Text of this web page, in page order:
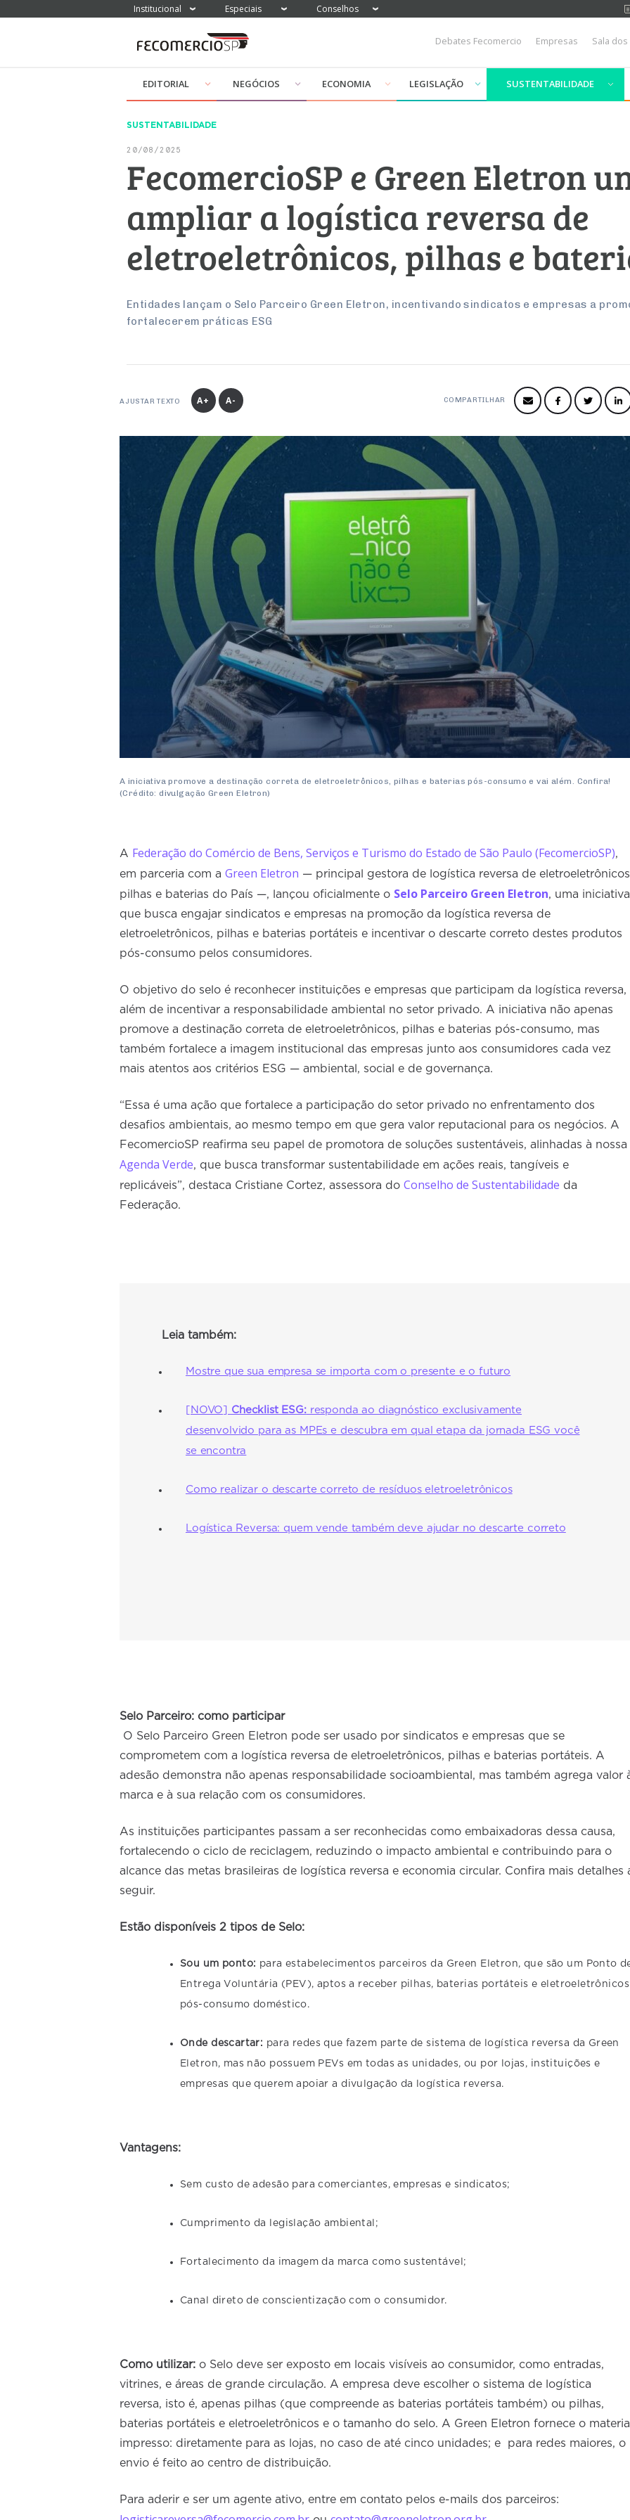
Institucional Especiais Conselhos
Debates Fecomercio Empresas Sala
EDITORIAL NEGÓCIOS ECONOMIA LEGISLAÇÃO SUSTENTABILIDADE
SUSTENTABILIDADE
20/08/2025
FecomercioSP e Green Eletron
ampliar a logística reversa de
eletroeletrônicos, pilhas e
Entidades lançam o Selo Parceiro Green Eletron, incentivando sindicatos e empresas a
fortalecerem práticas ESG
AJUSTAR TEXTO A+ A- COMPARTILHAR
A iniciativa promove a destinação correta de eletroeletrônicos, pilhas e baterias pós-consumo e vai além. Confira!
(Crédito: divulgação Green Eletron)
A Federação do Comércio de Bens, Serviços e Turismo do Estado de São Paulo (FecomercioSP),
em parceria com a Green Eletron — principal gestora de logística reversa de
pilhas e baterias do País —, lançou oficialmente o Selo Parceiro Green Eletron, uma iniciativa
que busca engajar sindicatos e empresas na promoção da logística reversa de
eletroeletrônicos, pilhas e baterias portáteis e incentivar o descarte correto destes produtos
pós-consumo pelos consumidores.
O objetivo do selo é reconhecer instituições e empresas que participam da logística reversa,
além de incentivar a responsabilidade ambiental no setor privado. A iniciativa não apenas
promove a destinação correta de eletroeletrônicos, pilhas e baterias pós-consumo, mas
também fortalece a imagem institucional das empresas junto aos consumidores cada vez
mais atentos aos critérios ESG — ambiental, social e de governança.
“Essa é uma ação que fortalece a participação do setor privado no enfrentamento dos
desafios ambientais, ao mesmo tempo em que gera valor reputacional para os negócios. A
FecomercioSP reafirma seu papel de promotora de soluções sustentáveis, alinhadas à nossa
Agenda Verde, que busca transformar sustentabilidade em ações reais, tangíveis e
replicáveis”, destaca Cristiane Cortez, assessora do Conselho de Sustentabilidade da
Federação.
Leia também:
Mostre que sua empresa se importa com o presente e o futuro
[NOVO] Checklist ESG:responda ao diagnóstico exclusivamente
desenvolvido para as MPEs e descubra em qual etapa da jornada ESG você
se encontra
Como realizar o descarte correto de resíduos eletroeletrônicos
Logística Reversa: quem vende também deve ajudar no descarte correto
Selo Parceiro: como participar
O Selo Parceiro Green Eletron pode ser usado por sindicatos e empresas que se
comprometem com a logística reversa de eletroeletrônicos, pilhas e baterias portáteis. A
adesão demonstra não apenas responsabilidade socioambiental, mas também agrega valor
marca e à sua relação com os consumidores.
As instituições participantes passam a ser reconhecidas como embaixadoras dessa causa,
fortalecendo o ciclo de reciclagem, reduzindo o impacto ambiental e contribuindo para o
alcance das metas brasileiras de logística reversa e economia circular. Confira mais detalhes
seguir.
Estão disponíveis 2 tipos de Selo:
Sou um ponto: para estabelecimentos parceiros da Green Eletron, que são um Ponto
Entrega Voluntária (PEV), aptos a receber pilhas, baterias portáteis e eletroeletrônicos
pós-consumo doméstico.
Onde descartar: para redes que fazem parte de sistema de logística reversa da Green
Eletron, mas não possuem PEVs em todas as unidades, ou por lojas, instituições e
empresas que querem apoiar a divulgação da logística reversa.
Vantagens:
Sem custo de adesão para comerciantes, empresas e sindicatos;
Cumprimento da legislação ambiental;
Fortalecimento da imagem da marca como sustentável;
Canal direto de conscientização com o consumidor.
Como utilizar: o Selo deve ser exposto em locais visíveis ao consumidor, como entradas,
vitrines, e áreas de grande circulação. A empresa deve escolher o sistema de logística
reversa, isto é, apenas pilhas (que compreende as baterias portáteis também) ou pilhas,
baterias portáteis e eletroeletrônicos e o tamanho do selo. A Green Eletron fornece o
impresso: diretamente para as lojas, no caso de até cinco unidades; e para redes maiores, o
envio é feito ao centro de distribuição.
Para aderir e ser um agente ativo, entre em contato pelos e-mails dos parceiros: